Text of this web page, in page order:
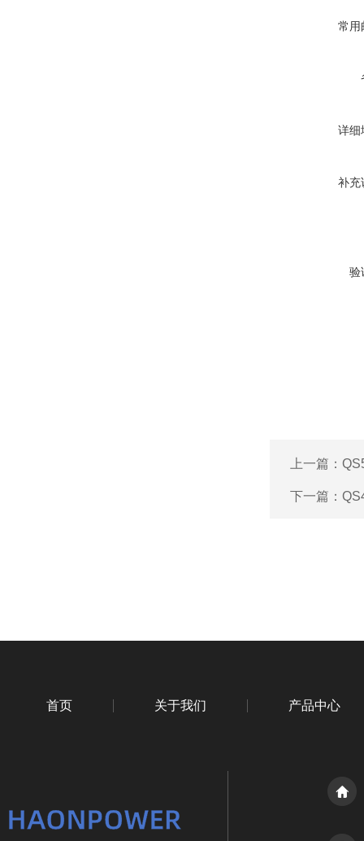
常用
详细
补充
验
上一篇：
下一篇：
首页 关于我们 产品中心